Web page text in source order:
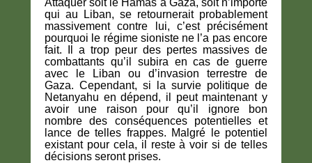
qui au Liban, se retournerait probablement
massivement contre lui, c’est précisément
pourquoi le régime sioniste ne l’a pas encore
fait. Il a trop peur des pertes massives de
combattants qu’il subira en cas de guerre
avec le Liban ou d’invasion terrestre de
Gaza. Cependant, si la survie politique de
Netanyahu en dépend, il peut maintenant y
avoir une raison pour qu’il ignore bon
nombre des conséquences potentielles et
lance de telles frappes. Malgré le potentiel
existant pour cela, il reste à voir si de telles
décisions seront prises.